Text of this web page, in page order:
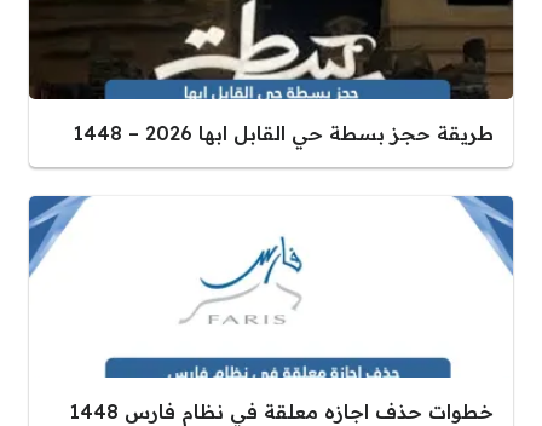
طريقة حجز بسطة حي القابل ابها 2026 – 1448
خطوات حذف اجازه معلقة في نظام فارس 1448